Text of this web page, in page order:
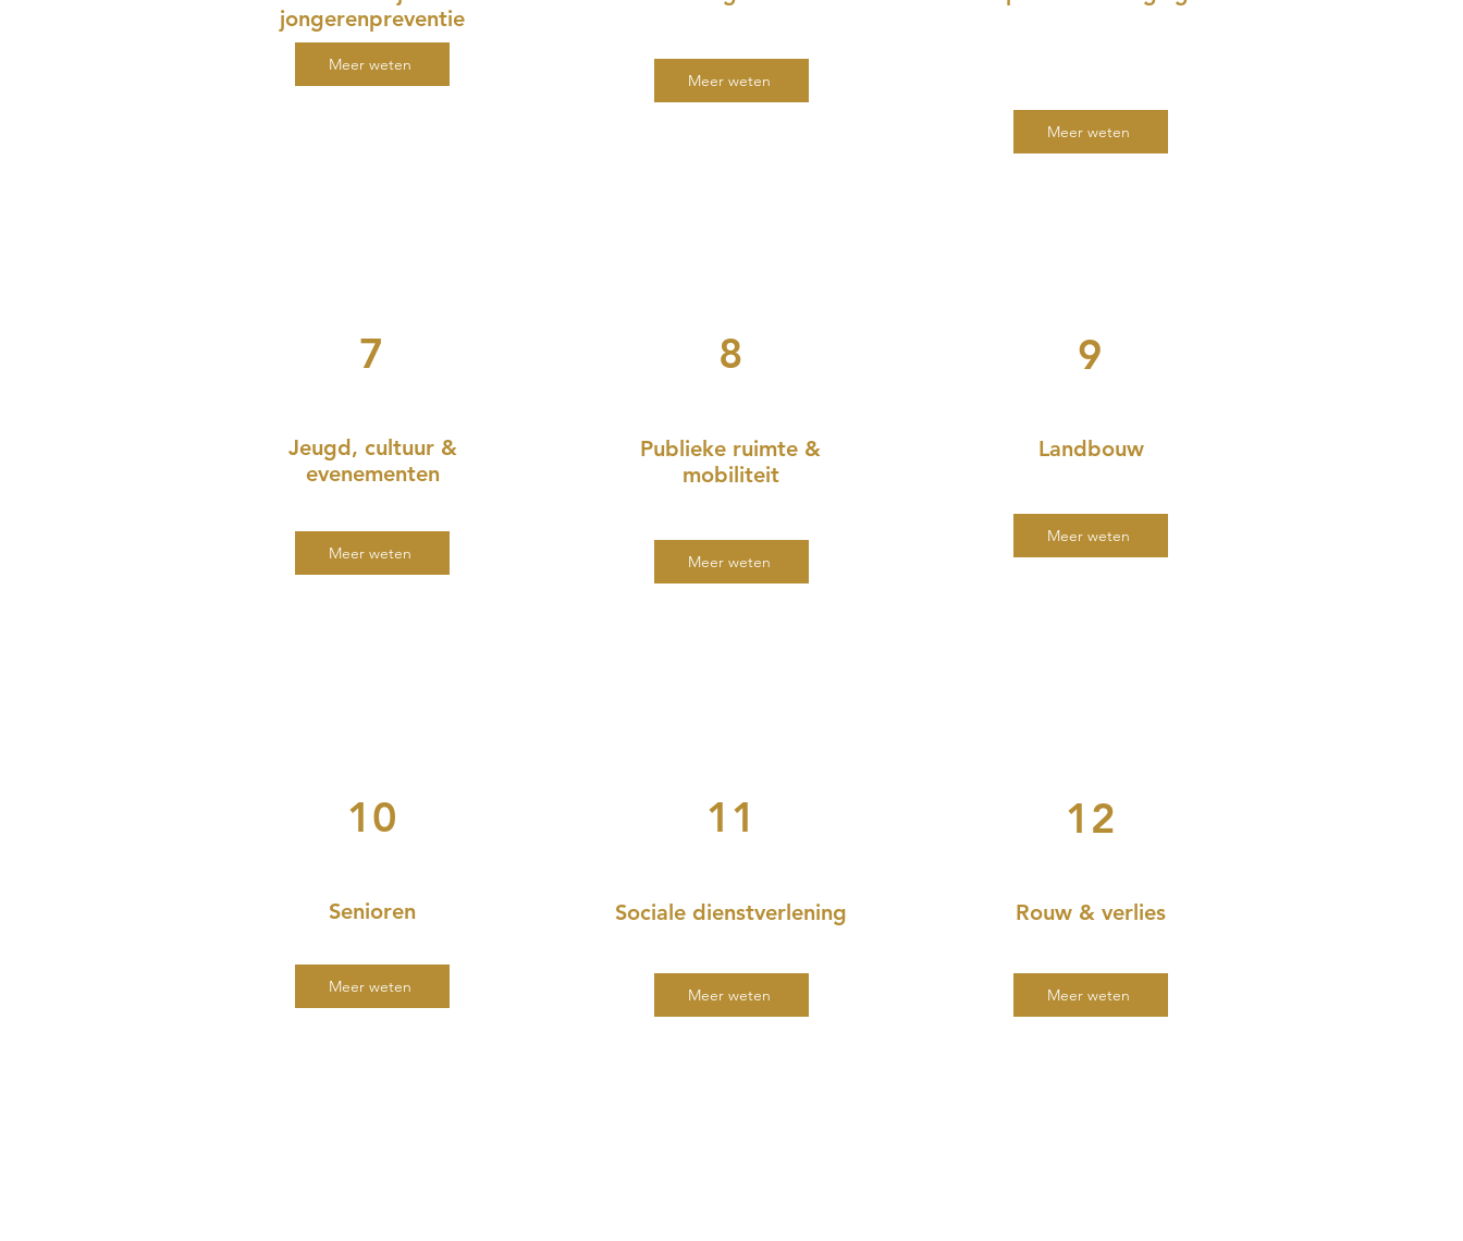
jongerenpreventie
Meer weten
Meer weten
Meer weten
7
Jeugd, cultuur &
evenementen
Meer weten
8
Publieke ruimte &
mobiliteit
Meer weten
9
Landbouw
Meer weten
10
Senioren
Meer weten
11
Sociale dienstverlening
Meer weten
12
Rouw & verlies
Meer weten